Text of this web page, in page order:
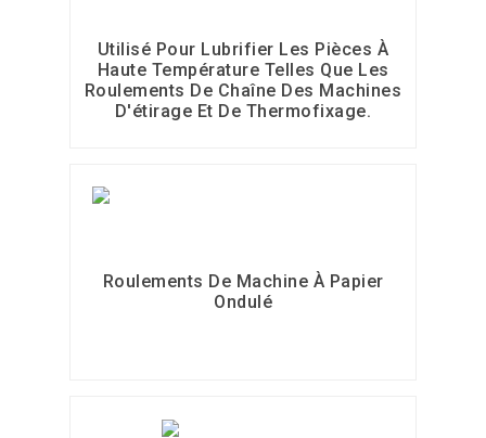
Utilisé Pour Lubrifier Les Pièces À
Haute Température Telles Que Les
Roulements De Chaîne Des Machines
D'étirage Et De Thermofixage.
Roulements De Machine À Papier
Ondulé